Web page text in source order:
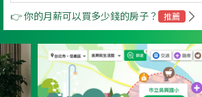
👉 你的月薪可以買多少錢的房子？ 推薦